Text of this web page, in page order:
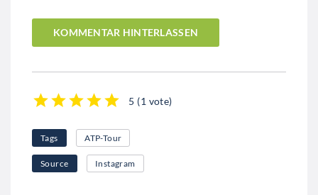
KOMMENTAR HINTERLASSEN
5 (1 vote)
Tags ATP-Tour
Source Instagram